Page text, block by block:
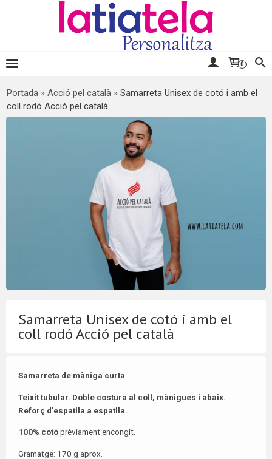
0
Portada » Acció pel català » Samarreta Unisex de cotó i amb el
coll rodó Acció pel català
Samarreta Unisex de cotó i amb el
coll rodó Acció pel català
Samarreta de màniga curta
Teixit tubular. Doble costura al coll, mànigues i abaix.
Reforç d'espatlla a espatlla.
100% cotóprèviament encongit.
Gramatge: 170 g aprox.